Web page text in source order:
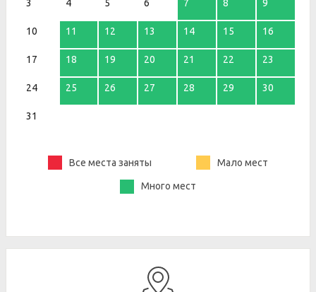
3 4 5 6 7 8 9
10 11 12 13 14 15 16
17 18 19 20 21 22 23
24 25 26 27 28 29 30
31
Все места заняты Мало мест
Много мест